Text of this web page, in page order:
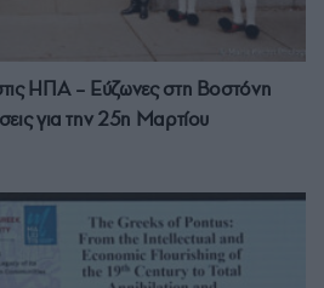
ΗΠΑ – Εύζωνες στη Βοστόνη
για την 25η Μαρτίου